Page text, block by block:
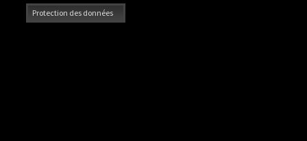
Protection des données